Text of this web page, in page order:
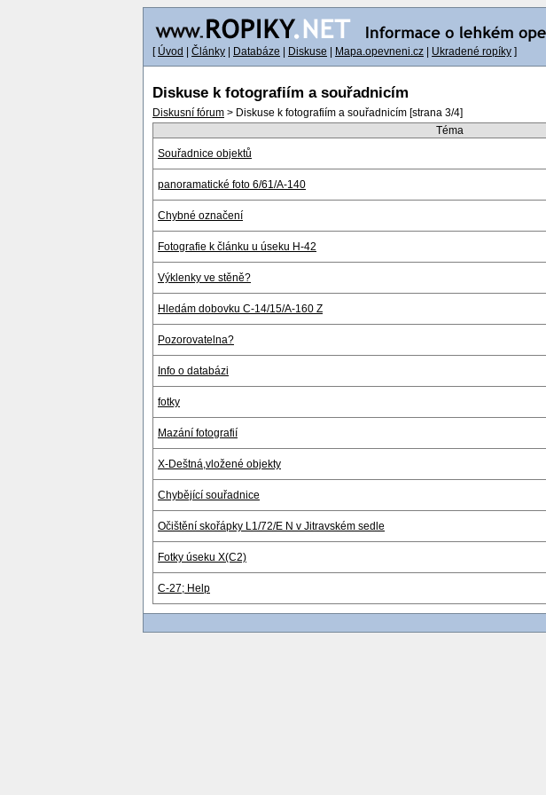
[ Úvod Články Databáze Diskuse Mapa.opevneni.cz Ukradené ropíky ]
Diskuse k fotografiím a souřadnicím
Diskusní fórum > Diskuse k fotografiím a souřadnicím [strana 3/4]
Téma
Souřadnice objektů
panoramatické foto 6/61/A-140
Chybné označení
Fotografie k článku u úseku H-42
Výklenky ve stěně?
Hledám dobovku C-14/15/A-160 Z
Pozorovatelna?
Info o databázi
fotky
Mazání fotografií
X-Deštná,vložené objekty
Chybějící souřadnice
Očištění skořápky L1/72/E N v Jitravském sedle
Fotky úseku X(C2)
C-27; Help